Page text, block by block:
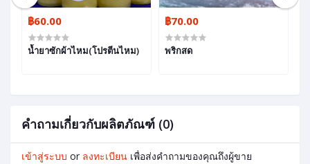
฿60.00
น้ำยาซักผ้าไหม(โปรตีนไหม)
฿70.00
พริกสด
คำถามเกี่ยวกับผลิตภัณฑ์ (0)
เข้าสู่ระบบ or ลงทะเบียน เพื่อส่งคำถามของคุณถึงผู้ขาย